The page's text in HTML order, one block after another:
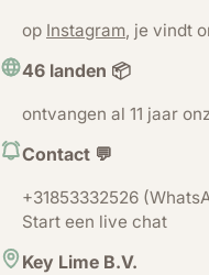
op Instagram, je vindt
46 landen 📦
ontvangen al 11 jaar
Contact 💬
+31853332526
Start een live chat
Key Lime B.V.